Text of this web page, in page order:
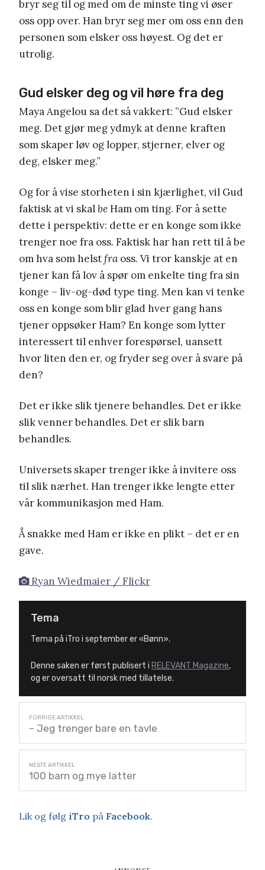
bryr seg til og med om de minste ting vi øser
oss opp over. Han bryr seg mer om oss enn den
personen som elsker oss høyest. Og det er
utrolig.
Gud elsker deg og vil høre fra deg
Maya Angelou sa det så vakkert: ”Gud elsker
meg. Det gjør meg ydmyk at denne kraften
som skaper løv og lopper, stjerner, elver og
deg, elsker meg.”
Og for å vise storheten i sin kjærlighet, vil Gud
faktisk at vi skalbeHam om ting. For å sette
dette i perspektiv: dette er en konge som ikke
trenger noe fra oss. Faktisk har han rett til å be
om hva som helstfra oss. Vi tror kanskje at en
tjener kan få lov å spør om enkelte ting fra sin
konge – liv-og-død type ting. Men kan vi tenke
oss en konge som blir glad hver gang hans
tjener oppsøker Ham? En konge som lytter
interessert til enhver forespørsel, uansett
hvor liten den er, og fryder seg over å svare på
den?
Det er ikke slik tjenere behandles. Det er ikke
slik venner behandles. Det er slik barn
behandles.
Universets skaper trenger ikke å invitere oss
til slik nærhet. Han trenger ikke lengte etter
vår kommunikasjon med Ham.
Å snakke med Ham er ikke en plikt – det er en
gave.
Ryan Wiedmaier / Flickr
Tema
Tema på iTro i september er «Bønn».
Denne saken er først publisert i RELEVANT Magazine,
og er oversatt til norsk med tillatelse.
– Jeg trenger bare en tavle
100 barn og mye latter
Lik og følg iTro på Facebook.